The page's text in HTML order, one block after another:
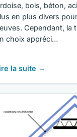
bois, béton,
en plus divers
Cependant, la
choix appréci…
la suite →